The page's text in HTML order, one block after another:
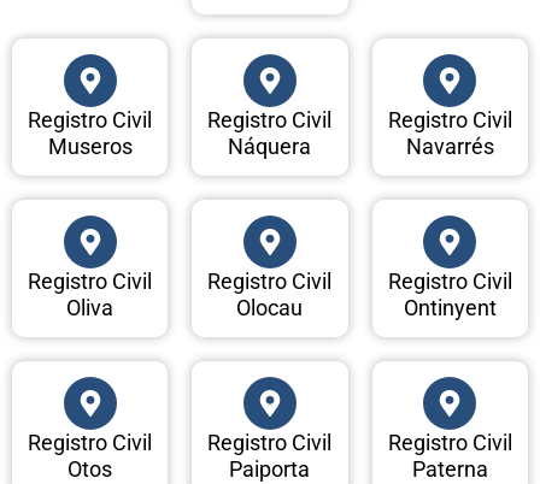
Registro Civil
Museros
Registro Civil
Náquera
Registro Civil
Navarrés
Registro Civil
Oliva
Registro Civil
Olocau
Registro Civil
Ontinyent
Registro Civil
Otos
Registro Civil
Paiporta
Registro Civil
Paterna